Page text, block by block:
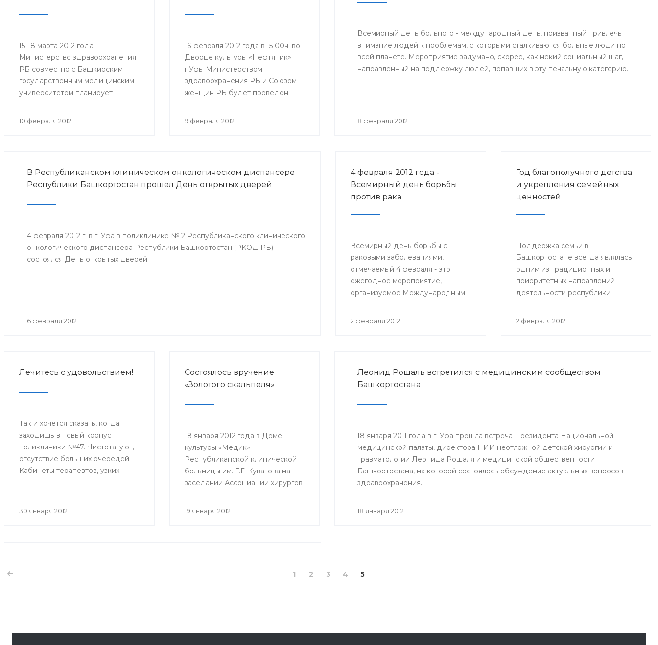
Муталов и другие.
Республики Башкортостан,
Республиканская организация
Башкортостана профсоюза
работников здравоохранения
15-18 марта 2012 года
Министерство здравоохранения
РБ совместно с Башкирским
государственным медицинским
университетом планирует
Молодежной Модели
10 февраля 2012
16 февраля 2012 года в 15.00ч. во
Дворце культуры «Нефтяник»
г.Уфы Министерством
здравоохранения РБ и Союзом
женщин РБ будет проведен
9 февраля 2012
Всемирный день больного - международный день, призванный привлечь
внимание людей к проблемам, с которыми сталкиваются больные люди по
всей планете. Мероприятие задумано, скорее, как некий социальный шаг,
направленный на поддержку людей, попавших в эту печальную категорию.
8 февраля 2012
В Республиканском клиническом онкологическом диспансере
Республики Башкортостан прошел День открытых дверей
4 февраля 2012 г. в г. Уфа в поликлинике № 2 Республиканского клинического
онкологического диспансера Республики Башкортостан (РКОД РБ)
состоялся День открытых дверей.
6 февраля 2012
4 февраля 2012 года -
Всемирный день борьбы
против рака
Всемирный день борьбы с
раковыми заболеваниями,
отмечаемый 4 февраля - это
ежегодное мероприятие,
организуемое Международным
начиная с 2005 года. Цель дня -
лечению и призыв к политикам
относиться к раку, как
2 февраля 2012
Год благополучного детства
и укрепления семейных
ценностей
Поддержка семьи в
Башкортостане всегда являлась
одним из традиционных и
приоритетных направлений
деятельности республики.
мероприятиям по поддержке
медицинские центры
2 февраля 2012
Лечитесь с удовольствием!
Так и хочется сказать, когда
заходишь в новый корпус
поликлиники №47. Чистота, уют,
отсутствие больших очередей.
Кабинеты терапевтов, узких
30 января 2012
Состоялось вручение
«Золотого скальпеля»
18 января 2012 года в Доме
культуры «Медик»
Республиканской клинической
больницы им. Г.Г. Куватова на
заседании Ассоциации хирургов
19 января 2012
Леонид Рошаль встретился с медицинским сообществом
Башкортостана
18 января 2011 года в г. Уфа прошла встреча Президента Национальной
медицинской палаты, директора НИИ неотложной детской хирургии и
травматологии Леонида Рошаля и медицинской общественности
Башкортостана, на которой состоялось обсуждение актуальных вопросов
здравоохранения.
18 января 2012
1 2 3 4 5